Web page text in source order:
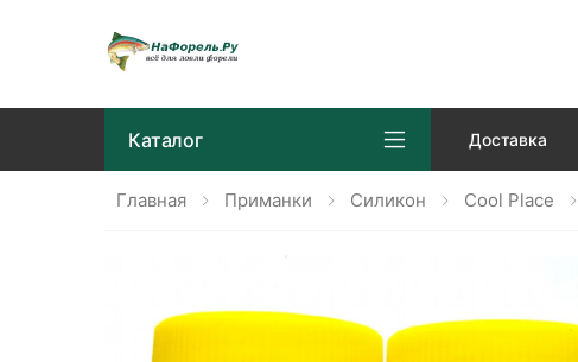
Каталог Доставка
Главная Приманки Силикон Cool Place